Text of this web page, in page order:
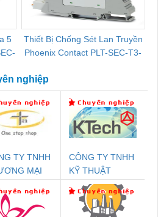
5
Thiết Bị Chống Sét Lan Truyền
Phoenix Contact PLT-SEC-T3-
nghiệp
TY TNHH
MẠI
CÔNG TY TNHH
KỸ THUẬT
KTECH VIỆT
NAM